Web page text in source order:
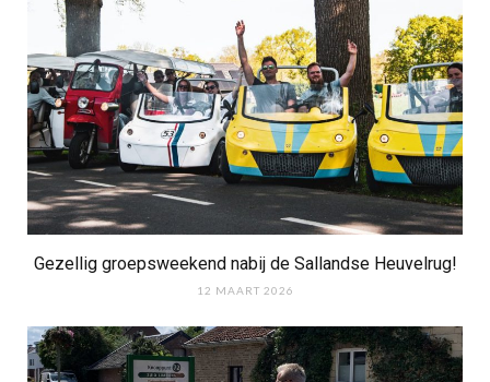
Gezellig groepsweekend nabij de Sallandse Heuvelrug!
12 MAART 2026